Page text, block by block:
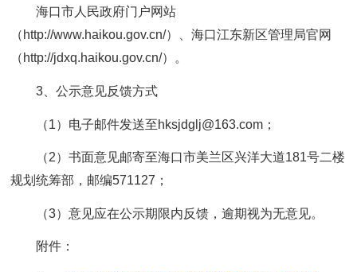
海口市人民政府门户网站
（http://www.haikou.gov.cn/）、海口江东新区管理局官网
（http://jdxq.haikou.gov.cn/）。
3、公示意见反馈方式
（1）电子邮件发送至hksjdglj@163.com；
（2）书面意见邮寄至海口市美兰区兴洋大道181号二楼
规划统筹部，邮编571127；
（3）意见应在公示期限内反馈，逾期视为无意见。
附件：